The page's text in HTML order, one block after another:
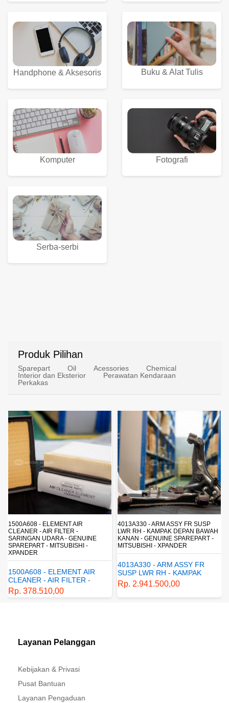
Handphone & Aksesoris Buku & Alat Tulis
Komputer Fotografi
Serba-serbi
Produk Pilihan
Sparepart Oil Acessories
Chemical
Interior dan Eksterior
Perawatan Kendaraan
Perkakas
4013A330 - ARM ASSY FR SUSP
LWR RH - KAMPAK DEPAN BAWAH
KANAN - GENUINE SPAREPART -
MITSUBISHI - XPANDER
SUSP LWR RH - KAMPAK
DEPAN BAWAH KANAN -
GENUINE SPAREPART -
MITSUBISHI - XPANDER
Rp. 2.941.500,00
4162A413 - SHOCK ABSORBER RR
SUSP - SUSPENSI BELAKANG -
SHOCKBREAKER BELAKANG -
GENUINE SPAREPART -
MITSUBISHI - XPANDER
4162A413 - SHOCK
ABSORBER RR SUSP -
SUSPENSI BELAKANG -
SHOCKBREAKER BELAKANG
Rp. 1.198.800,00
Layanan Pelanggan
Kebijakan & Privasi
Pusat Bantuan
Layanan Pengaduan